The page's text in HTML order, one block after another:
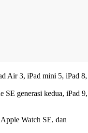
Air 3, iPad mini 5, iPad 8,
SE generasi kedua, iPad 9,
Watch SE, dan